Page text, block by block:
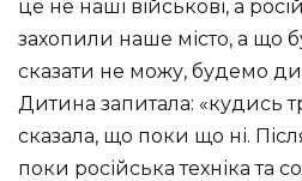
це не наші військові, а
захопили наше місто, а що
сказати не можу, будемо
Дитина запитала: «кудись
сказала, що поки що ні.
поки російська техніка та